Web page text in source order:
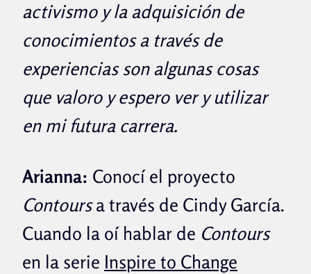
activismo y la adquisición de
conocimientos a través de
experiencias son algunas cosas
que valoro y espero ver y utilizar
en mi futura carrera.
Arianna: Conocí el proyecto
Contoursa través de Cindy García.
Cuando la oí hablar de Contours
en la serie Inspire to Change